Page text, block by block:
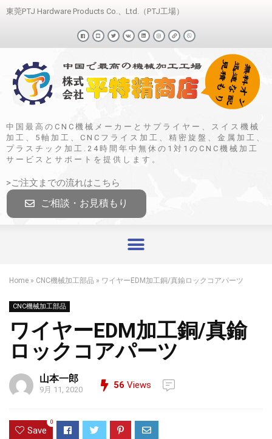
東莞PTJ Hardware Products Co.、Ltd.（PTJ工場）
中国最高のCNC機械メーカーとサプライヤー、スイス機械
加工、5軸加工、CNCフライス加工、精密旋盤、金属加工、
プラスチック加工.24時間年中無休の1対1のCNC機械加工
サービスとサポートを提供します。
>ご注文までの流れはこちら
ご相談・お見積もり
Home » CNC機械加工部品 » ワイヤーEDM加工銅/真鍮ロックコアパーツ
CNC機械加工部品
ワイヤーEDM加工銅/真鍮
ロックコアパーツ
山本一郎
9月 11, 2020 56 Views
Save
0